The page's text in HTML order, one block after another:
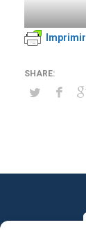
Imprimir